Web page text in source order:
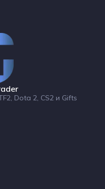
Dota 2, CS2 и Gifts